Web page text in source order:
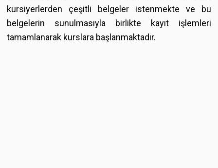
kursiyerlerden çeşitli belgeler istenmekte ve bu
belgelerin sunulmasıyla birlikte kayıt işlemleri
tamamlanarak kurslara başlanmaktadır.